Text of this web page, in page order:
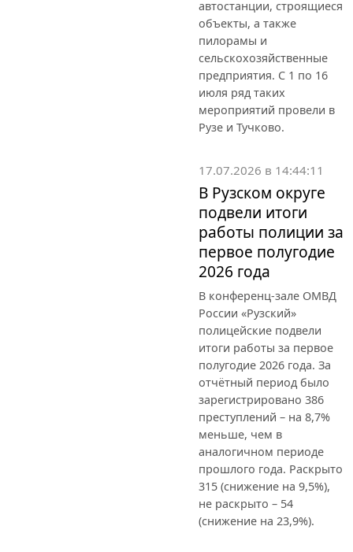
автостанции, строящиеся
объекты, а также
пилорамы и
сельскохозяйственные
предприятия. С 1 по 16
июля ряд таких
мероприятий провели в
Рузе и Тучково.
17.07.2026 в 14:44:11
В Рузском округе
подвели итоги
работы полиции за
первое полугодие
2026 года
В конференц-зале ОМВД
России «Рузский»
полицейские подвели
итоги работы за первое
полугодие 2026 года. За
отчётный период было
зарегистрировано 386
преступлений – на 8,7%
меньше, чем в
аналогичном периоде
прошлого года. Раскрыто
315 (снижение на 9,5%),
не раскрыто – 54
(снижение на 23,9%).